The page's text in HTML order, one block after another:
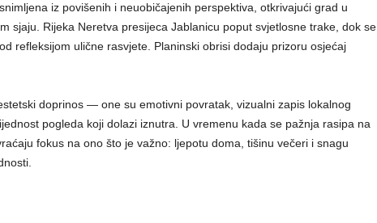
iz povišenih i neuobičajenih perspektiva, otkrivajući grad u
sjaju. Rijeka Neretva presijeca Jablanicu poput svjetlosne trake, dok se
refleksijom ulične rasvjete. Planinski obrisi dodaju prizoru osjećaj
doprinos — one su emotivni povratak, vizualni zapis lokalnog
pogleda koji dolazi iznutra. U vremenu kada se pažnja rasipa na
fokus na ono što je važno: ljepotu doma, tišinu večeri i snagu